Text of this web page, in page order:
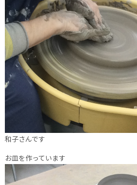
和子さんです
お皿を作っています